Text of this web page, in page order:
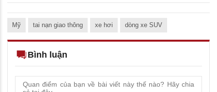
Mỹ tai nạn giao thông xe hơi dòng xe SUV
Bình luận